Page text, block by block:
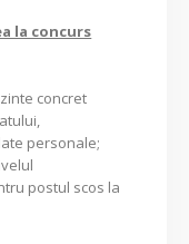
la concurs
concret
personale;
postul scos la